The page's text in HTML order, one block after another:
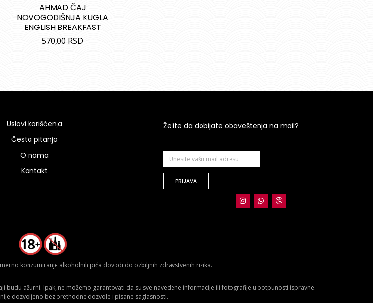
AHMAD ČAJ
NOVOGODIŠNJA KUGLA
ENGLISH BREAKFAST
570,00 RSD
Uslovi korišćenja
Česta pitanja
O nama
Kontakt
Želite da dobijate obaveštenja na mail?
PRIJAVA
konzumiranje alkoholnih pića dovodi do ozbiljnih zdravstvenih rizika.
budu ažurni. Ipak, ne možemo garantovati da su sve navedene informacije ili fotografije u potpunosti ispravne.
dozvoljeno bez prethodne dozvole i pisane saglasnosti.